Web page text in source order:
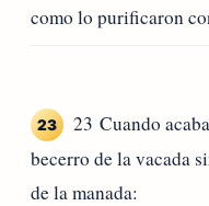
como lo purificaron
23
23 Cuando
becerro de la vacada
de la manada: